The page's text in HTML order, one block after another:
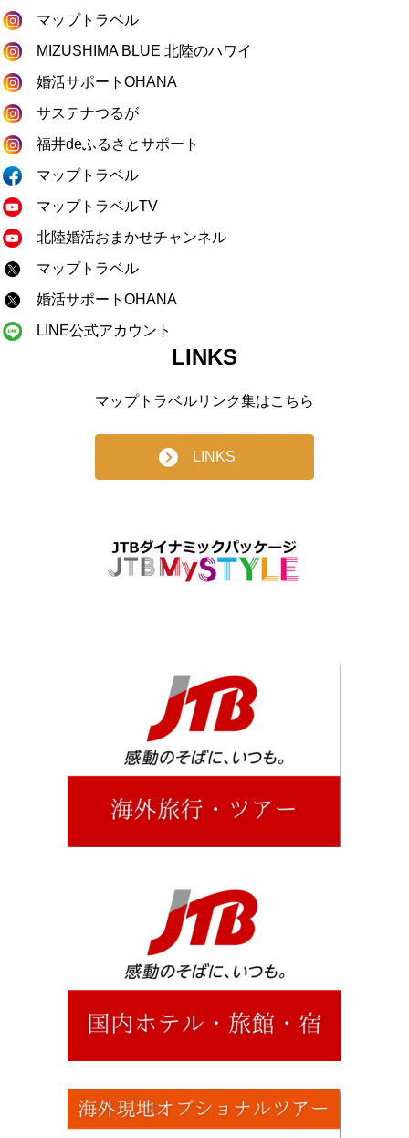
マップトラベル
MIZUSHIMA BLUE 北陸のハワイ
婚活サポートOHANA
サステナつるが
福井deふるさとサポート
マップトラベル
マップトラベルTV
北陸婚活おまかせチャンネル
マップトラベル
婚活サポートOHANA
LINE公式アカウント
LINKS
マップトラベルリンク集はこちら
LINKS